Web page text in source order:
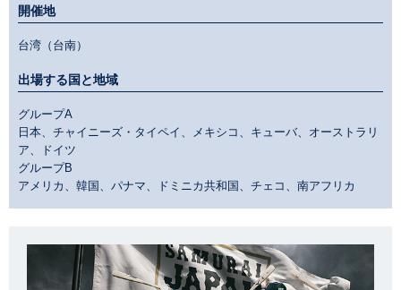
開催地
台湾（台南）
出場する国と地域
グループA
日本、チャイニーズ・タイペイ、メキシコ、キューバ、オーストラリ
ア、ドイツ
グループB
アメリカ、韓国、パナマ、ドミニカ共和国、チェコ、南アフリカ